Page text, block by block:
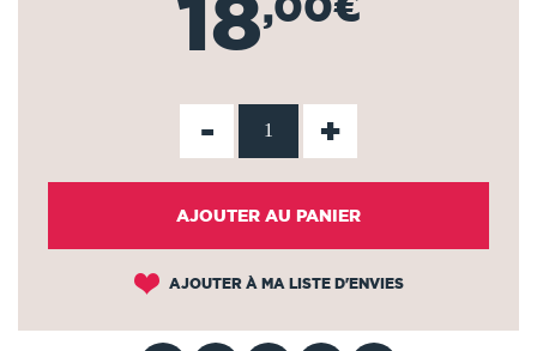
18
- +
AJOUTER AU PANIER
AJOUTER À MA LISTE D'ENVIES